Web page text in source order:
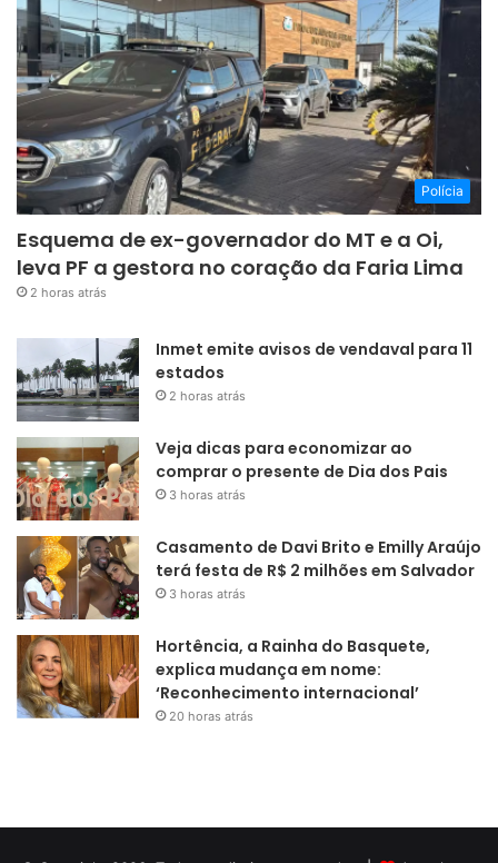
Polícia
Esquema de ex-governador do MT e a Oi,
leva PF a gestora no coração da Faria Lima
2 horas atrás
Inmet emite avisos de vendaval para 11
estados
2 horas atrás
Veja dicas para economizar ao
comprar o presente de Dia dos Pais
3 horas atrás
Casamento de Davi Brito e Emilly Araújo
terá festa de R$ 2 milhões em Salvador
3 horas atrás
Hortência, a Rainha do Basquete,
explica mudança em nome:
‘Reconhecimento internacional’
20 horas atrás